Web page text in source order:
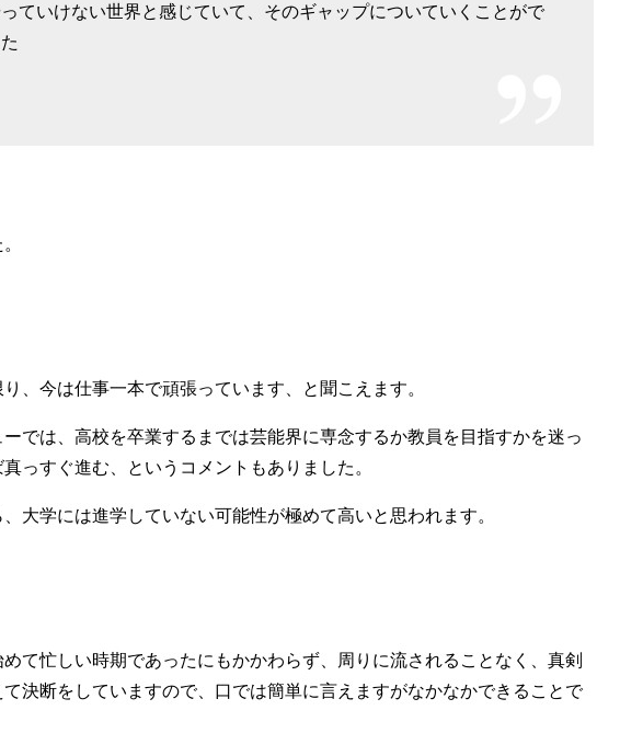
ていけない世界と感じていて、そのギャップについていくことがで
、今は仕事一本で頑張っています、と聞こえます。
では、高校を卒業するまでは芸能界に専念するか教員を目指すかを迷っ
っすぐ進む、というコメントもありました。
大学には進学していない可能性が極めて高いと思われます。
て忙しい時期であったにもかかわらず、周りに流されることなく、真剣
決断をしていますので、口では簡単に言えますがなかなかできることで